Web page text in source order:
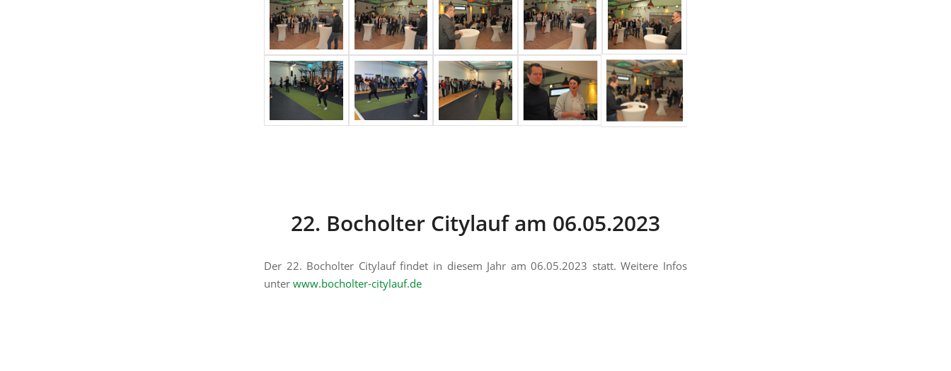
22. Bocholter Citylauf am 06.05.2023
Der 22. Bocholter Citylauf findet in diesem Jahr am 06.05.2023 statt. Weitere Infos
unter www.bocholter-citylauf.de